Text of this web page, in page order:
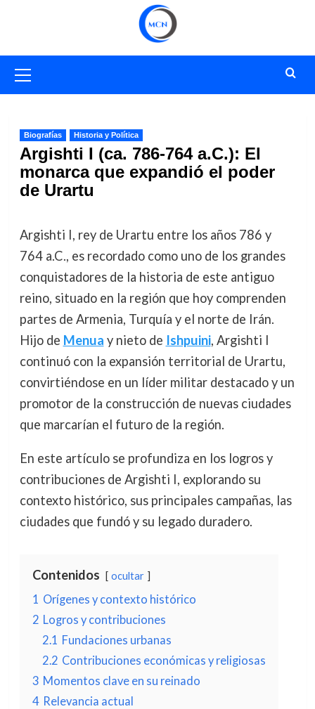
primario
Biografías Historia y Política
Argishti I (ca. 786-764 a.C.): El
monarca que expandió el poder
de Urartu
Argishti I, rey de Urartu entre los años 786 y
764 a.C., es recordado como uno de los grandes
conquistadores de la historia de este antiguo
reino, situado en la región que hoy comprenden
partes de Armenia, Turquía y el norte de Irán.
Hijo de Menua y nieto de Ishpuini, Argishti I
continuó con la expansión territorial de Urartu,
convirtiéndose en un líder militar destacado y un
promotor de la construcción de nuevas ciudades
que marcarían el futuro de la región.
En este artículo se profundiza en los logros y
contribuciones de Argishti I, explorando su
contexto histórico, sus principales campañas, las
ciudades que fundó y su legado duradero.
Contenidos ocultar
1 Orígenes y contexto histórico
2 Logros y contribuciones
2.1 Fundaciones urbanas
2.2 Contribuciones económicas y religiosas
3 Momentos clave en su reinado
4 Relevancia actual